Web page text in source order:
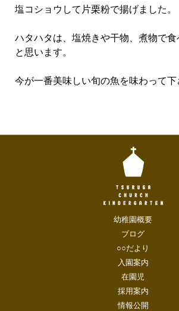
塩コショウして片栗粉で揚げました。
ハタハタは、塩焼きや干物、煮物で
と思います。
今が一番美味しい旬の魚を味わって下
幼稚園概要
ブログ
○○だより
入園案内
在園児
採用案内
情報公開